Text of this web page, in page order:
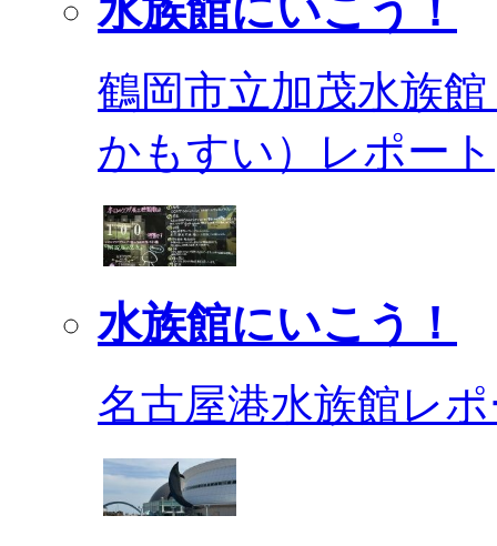
水族館にいこう！
鶴岡市立加茂水族
かもすい）レポート
水族館にいこう！
名古屋港水族館レ